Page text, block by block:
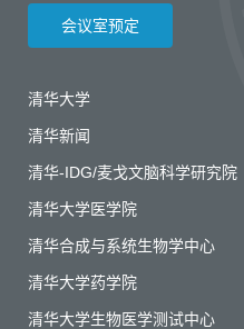
会议室预定
清华大学
清华新闻
清华-IDG/麦戈文脑科学研究院
清华大学医学院
清华合成与系统生物学中心
清华大学药学院
清华大学生物医学测试中心